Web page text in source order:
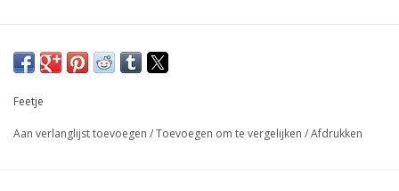
Feetje
Aan verlanglijst toevoegen /Toevoegen om te vergelijken /Afdrukken